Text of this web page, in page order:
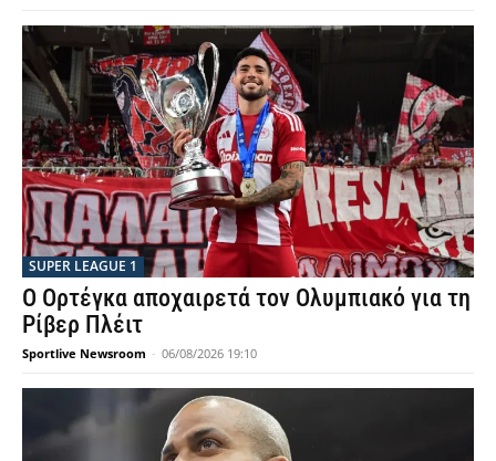
SUPER LEAGUE 1
Ο Ορτέγκα αποχαιρετά τον Ολυμπιακό για τη
Ρίβερ Πλέιτ
Sportlive Newsroom - 06/08/2026 19:10